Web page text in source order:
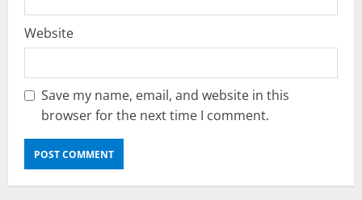
Website
Save my name, email, and website in this
browser for the next time I comment.